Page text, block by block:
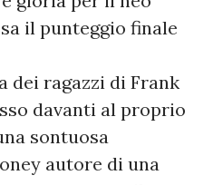
il punteggio finale
dei ragazzi di Frank
davanti al proprio
sontuosa
autore di una